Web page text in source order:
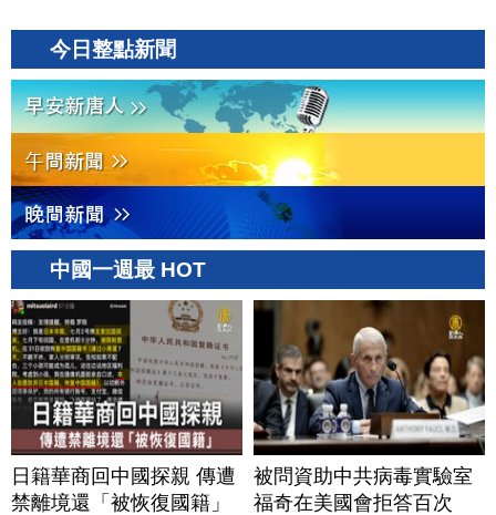
今日整點新聞
中國一週最 HOT
日籍華商回中國探親 傳遭
禁離境還「被恢復國籍」
被問資助中共病毒實驗室
福奇在美國會拒答百次